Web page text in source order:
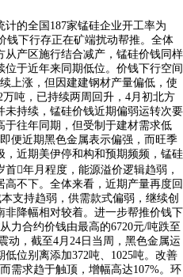
的全国187家锰硅企业开工率为
钱下行存正在矿端扰动帮推。全体
产区施行结合减产，锰硅价钱同样
于近年来同期低位。价钱下行空间
上涨，但因建建钢材产量偏低，使
吨，已持续两周回升，4月初北方
持续，锰硅价钱近期偏弱运转次要
往年同期，但受制于建材需求低
便近期黑色金属表示偏强，而旺季
近期美伊停和构和预期频频，锰硅
年月程度，能源溢价逻辑趋弱，
不下。全体来看，近期产量再度回
支持趋弱，供需款式偏弱，继续创
非降幅相对较着。进一步帮推价钱下
力合约价钱由最高的6720元/吨跌至
动，截至4月24日当周，黑色金属运
位别离添加372吨、1025吨。改善
需求趋于触顶，增幅高达107%。环